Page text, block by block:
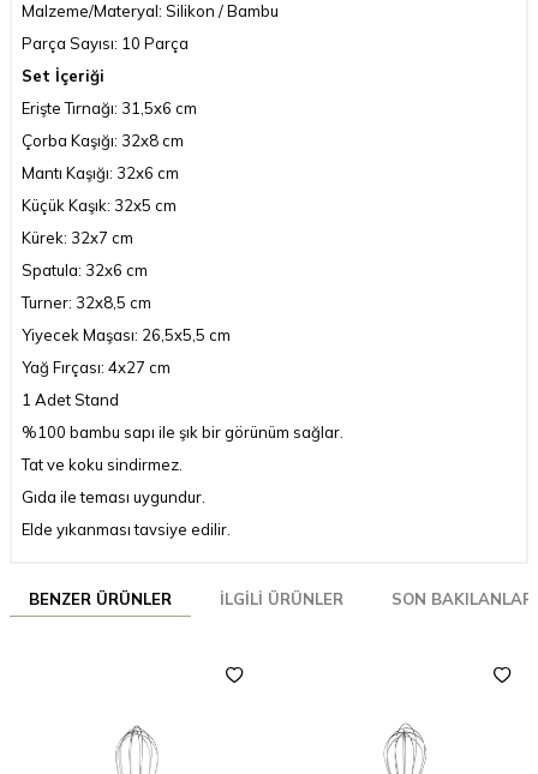
Malzeme/Materyal: Silikon / Bambu
Parça Sayısı: 10 Parça
Set İçeriği
Erişte Tırnağı: 31,5x6 cm
Çorba Kaşığı: 32x8 cm
Mantı Kaşığı: 32x6 cm
Küçük Kaşık: 32x5 cm
Kürek: 32x7 cm
Spatula: 32x6 cm
Turner: 32x8,5 cm
Yiyecek Maşası: 26,5x5,5 cm
Yağ Fırçası: 4x27 cm
1 Adet Stand
%100 bambu sapı ile şık bir görünüm sağlar.
Tat ve koku sindirmez.
Gıda ile teması uygundur.
Elde yıkanması tavsiye edilir.
BENZER ÜRÜNLER İLGILI ÜRÜNLER SON BAKILANLAR